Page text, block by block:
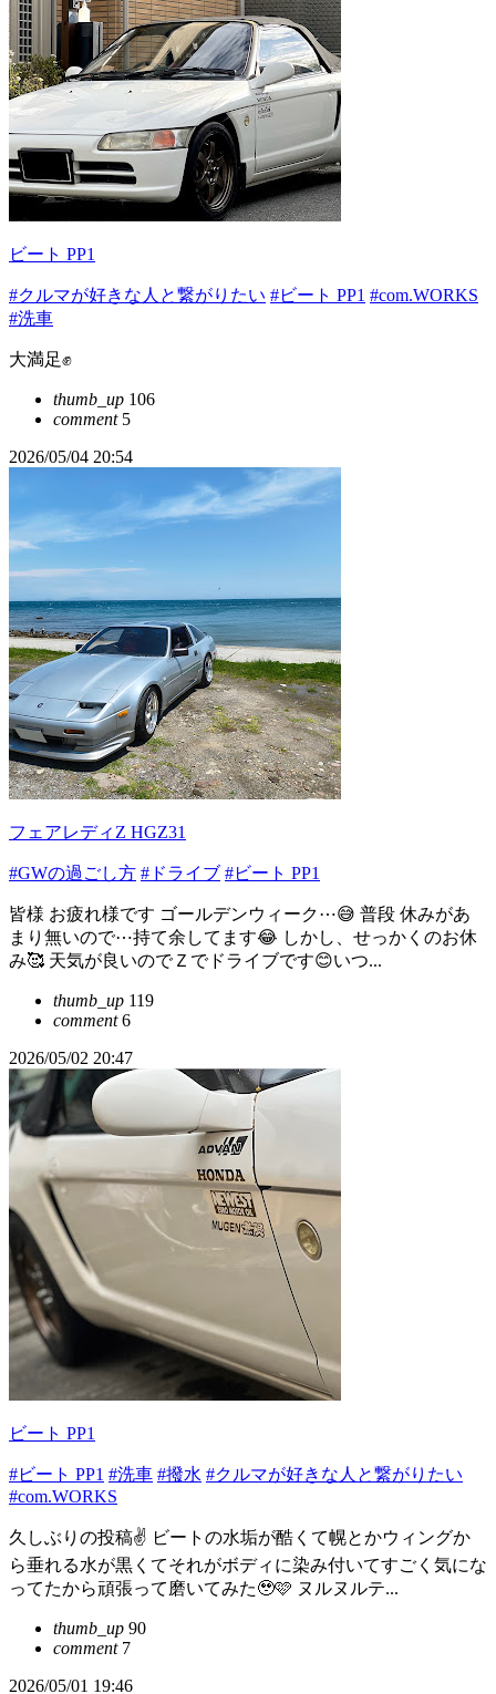
ビート PP1
#クルマが好きな人と繋がりたい #ビート PP1 #com.WORKS
#洗車
大満足✊
thumb_up 106
comment5
2026/05/04 20:54
フェアレディZ HGZ31
#GWの過ごし方 #ドライブ #ビート PP1
皆様 お疲れ様です ゴールデンウィーク⋯😅 普段 休みがあ
まり無いので⋯持て余してます😂 しかし、せっかくのお休
み🥰 天気が良いのでＺでドライブです😊いつ...
thumb_up 119
comment6
2026/05/02 20:47
ビート PP1
#ビート PP1 #洗車 #撥水 #クルマが好きな人と繋がりたい
#com.WORKS
久しぶりの投稿✌️ ビートの水垢が酷くて幌とかウィングか
ら垂れる水が黒くてそれがボディに染み付いてすごく気にな
ってたから頑張って磨いてみた🥹🩷 ヌルヌルテ...
thumb_up 90
comment7
2026/05/01 19:46